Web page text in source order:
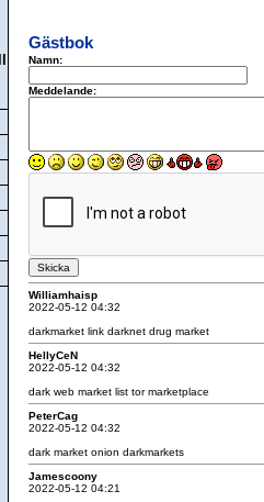
Gästbok
Namn:
Meddelande:
Williamhaisp
2022-05-12 04:32
darkmarket link darknet drug market
HellyCeN
2022-05-12 04:32
dark web market list tor marketplace
PeterCag
2022-05-12 04:32
dark market onion darkmarkets
Jamescoony
2022-05-12 04:21